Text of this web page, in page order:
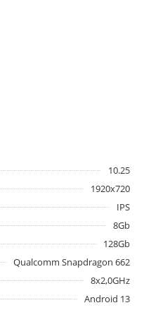
10.25
1920х720
IPS
8Gb
128Gb
Qualcomm Snapdragon 662
8x2,0GHz
Android 13